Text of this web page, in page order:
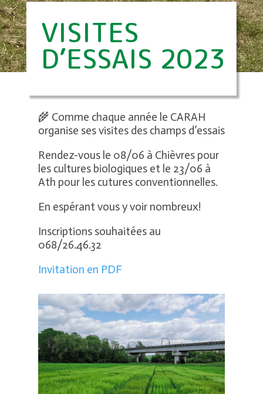
VISITES
D’ESSAIS 2023
🌾 Comme chaque année le CARAH
organise ses visites des champs d’essais
Rendez-vous le 08/06 à Chièvres pour
les cultures biologiques et le 23/06 à
Ath pour les cutures conventionnelles.
En espérant vous y voir nombreux!
Inscriptions souhaitées au
068/26.46.32
Invitation en PDF